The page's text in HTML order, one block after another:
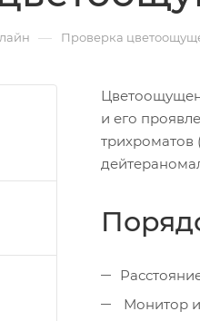
— Проверка
и его
трихроматов
Монитор